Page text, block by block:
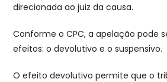
direcionada ao juiz da causa.
Conforme o CPC, a apelação pode
efeitos: o devolutivo e o suspensivo.
O efeito devolutivo permite que o